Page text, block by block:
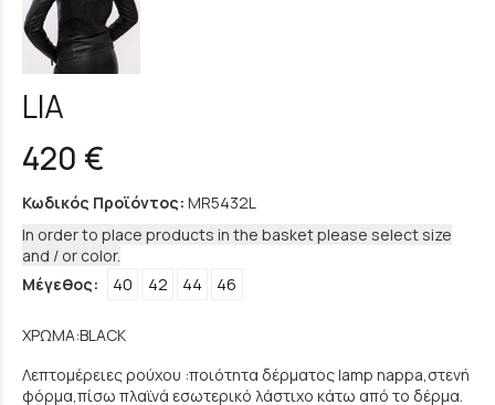
LIA
420 €
Κωδικός Προϊόντος: MR5432L
In order to place products in the basket please select size
and / or color.
Μέγεθος:
40 42 44 46
ΧΡΩΜΑ:BLACK
Λεπτομέρειες ρούχου :ποιότητα δέρματος lamp nappa,στενή
φόρμα,πίσω πλαϊνά εσωτερικό λάστιχο κάτω από το δέρμα.